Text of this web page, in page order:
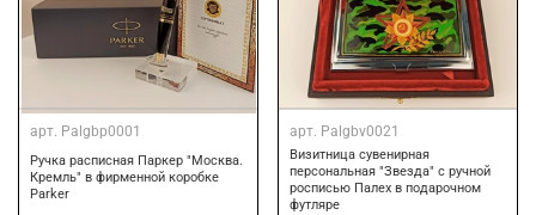
арт. Palgbp0001
Ручка расписная Паркер "Москва.
Кремль" в фирменной коробке
Parker
арт. Palgbv0021
Визитница сувенирная
персональная "Звезда" с ручной
росписью Палех в подарочном
футляре